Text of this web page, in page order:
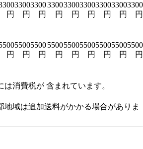
円
3300
円
3300
円
3300
円
3300
円
3300
円
3300
円
3300
円
3300
円
円
5500
円
5500
円
5500
円
5500
円
5500
円
5500
円
5500
円
5500
円
は消費税が 含まれています。
地域は追加送料がかかる場合がありま